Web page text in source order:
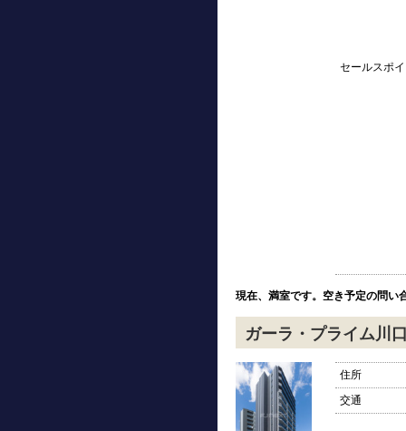
セールスポ
現在、満室です。空き予定の問い
ガーラ・プライム川
住所
交通